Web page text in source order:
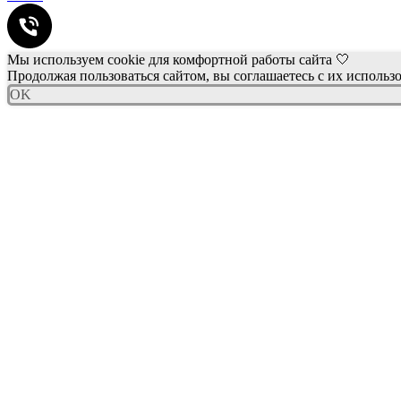
Мы используем cookie для комфортной работы сайта 🤍
Продолжая пользоваться сайтом, вы соглашаетесь с их
OK